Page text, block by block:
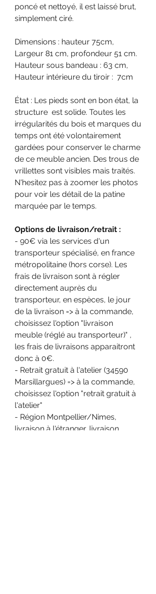
poncé et nettoyé, il est laissé brut,
simplement ciré.
Dimensions : hauteur 75cm,
Largeur 81 cm, profondeur 51 cm.
Hauteur sous bandeau : 63 cm,
Hauteur intérieure du tiroir : 7cm
État : Les pieds sont en bon état, la
structure est solide. Toutes les
irrégularités du bois et marques du
temps ont été volontairement
gardées pour conserver le charme
de ce meuble ancien. Des trous de
vrillettes sont visibles mais traités.
N'hesitez pas à zoomer les photos
pour voir les détail de la patine
marquée par le temps.
Options de livraison/retrait :
- 90€ via les services d'un
transporteur spécialisé, en france
métropolitaine (hors corse). Les
frais de livraison sont à régler
directement auprès du
transporteur, en espèces, le jour
de la livraison => à la commande,
choisissez l'option "livraison
meuble (réglé au transporteur)" ,
les frais de livraisons apparaitront
donc à 0€.
- Retrait gratuit à l'atelier (34590
Marsillargues) => à la commande,
choisissez l'option "retrait gratuit à
l'atelier"
- Région Montpellier/Nimes,
livraison à l'étranger, livraison